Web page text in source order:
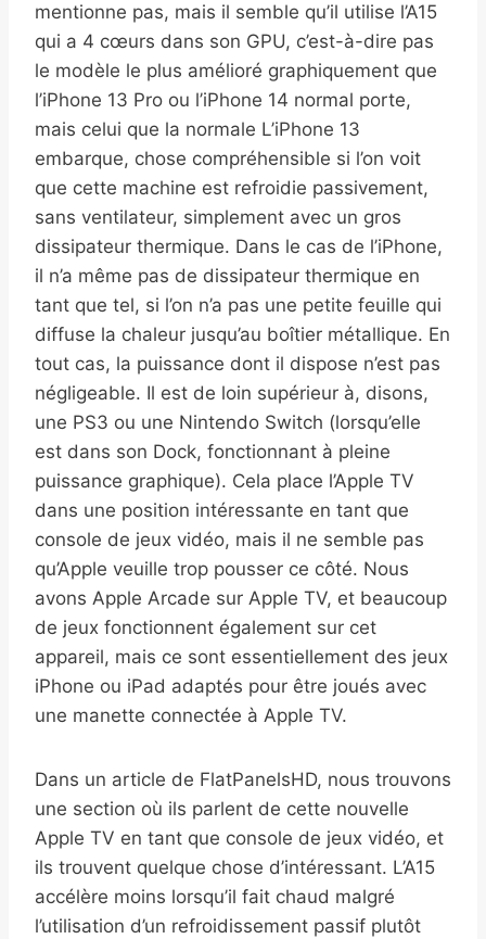
mentionne pas, mais il semble qu’il utilise l’A15
qui a 4 cœurs dans son GPU, c’est-à-dire pas
le modèle le plus amélioré graphiquement que
l’iPhone 13 Pro ou l’iPhone 14 normal porte,
mais celui que la normale L’iPhone 13
embarque, chose compréhensible si l’on voit
que cette machine est refroidie passivement,
sans ventilateur, simplement avec un gros
dissipateur thermique. Dans le cas de l’iPhone,
il n’a même pas de dissipateur thermique en
tant que tel, si l’on n’a pas une petite feuille qui
diffuse la chaleur jusqu’au boîtier métallique. En
tout cas, la puissance dont il dispose n’est pas
négligeable. Il est de loin supérieur à, disons,
une PS3 ou une Nintendo Switch (lorsqu’elle
est dans son Dock, fonctionnant à pleine
puissance graphique). Cela place l’Apple TV
dans une position intéressante en tant que
console de jeux vidéo, mais il ne semble pas
qu’Apple veuille trop pousser ce côté. Nous
avons Apple Arcade sur Apple TV, et beaucoup
de jeux fonctionnent également sur cet
appareil, mais ce sont essentiellement des jeux
iPhone ou iPad adaptés pour être joués avec
une manette connectée à Apple TV.
Dans un article de FlatPanelsHD, nous trouvons
une section où ils parlent de cette nouvelle
Apple TV en tant que console de jeux vidéo, et
ils trouvent quelque chose d’intéressant. L’A15
accélère moins lorsqu’il fait chaud malgré
l’utilisation d’un refroidissement passif plutôt